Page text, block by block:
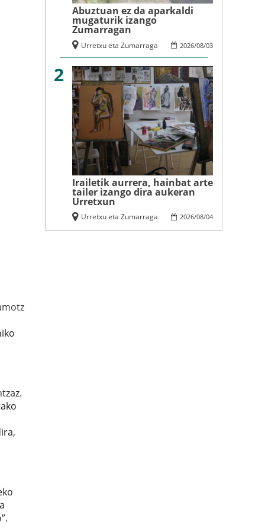
Abuztuan ez da aparkaldi
mugaturik izango
Zumarragan
2026/08/03
Urretxu eta Zumarraga
2
Irailetik aurrera, hainbat arte
tailer izango dira aukeran
Urretxun
2026/08/04
Urretxu eta Zumarraga